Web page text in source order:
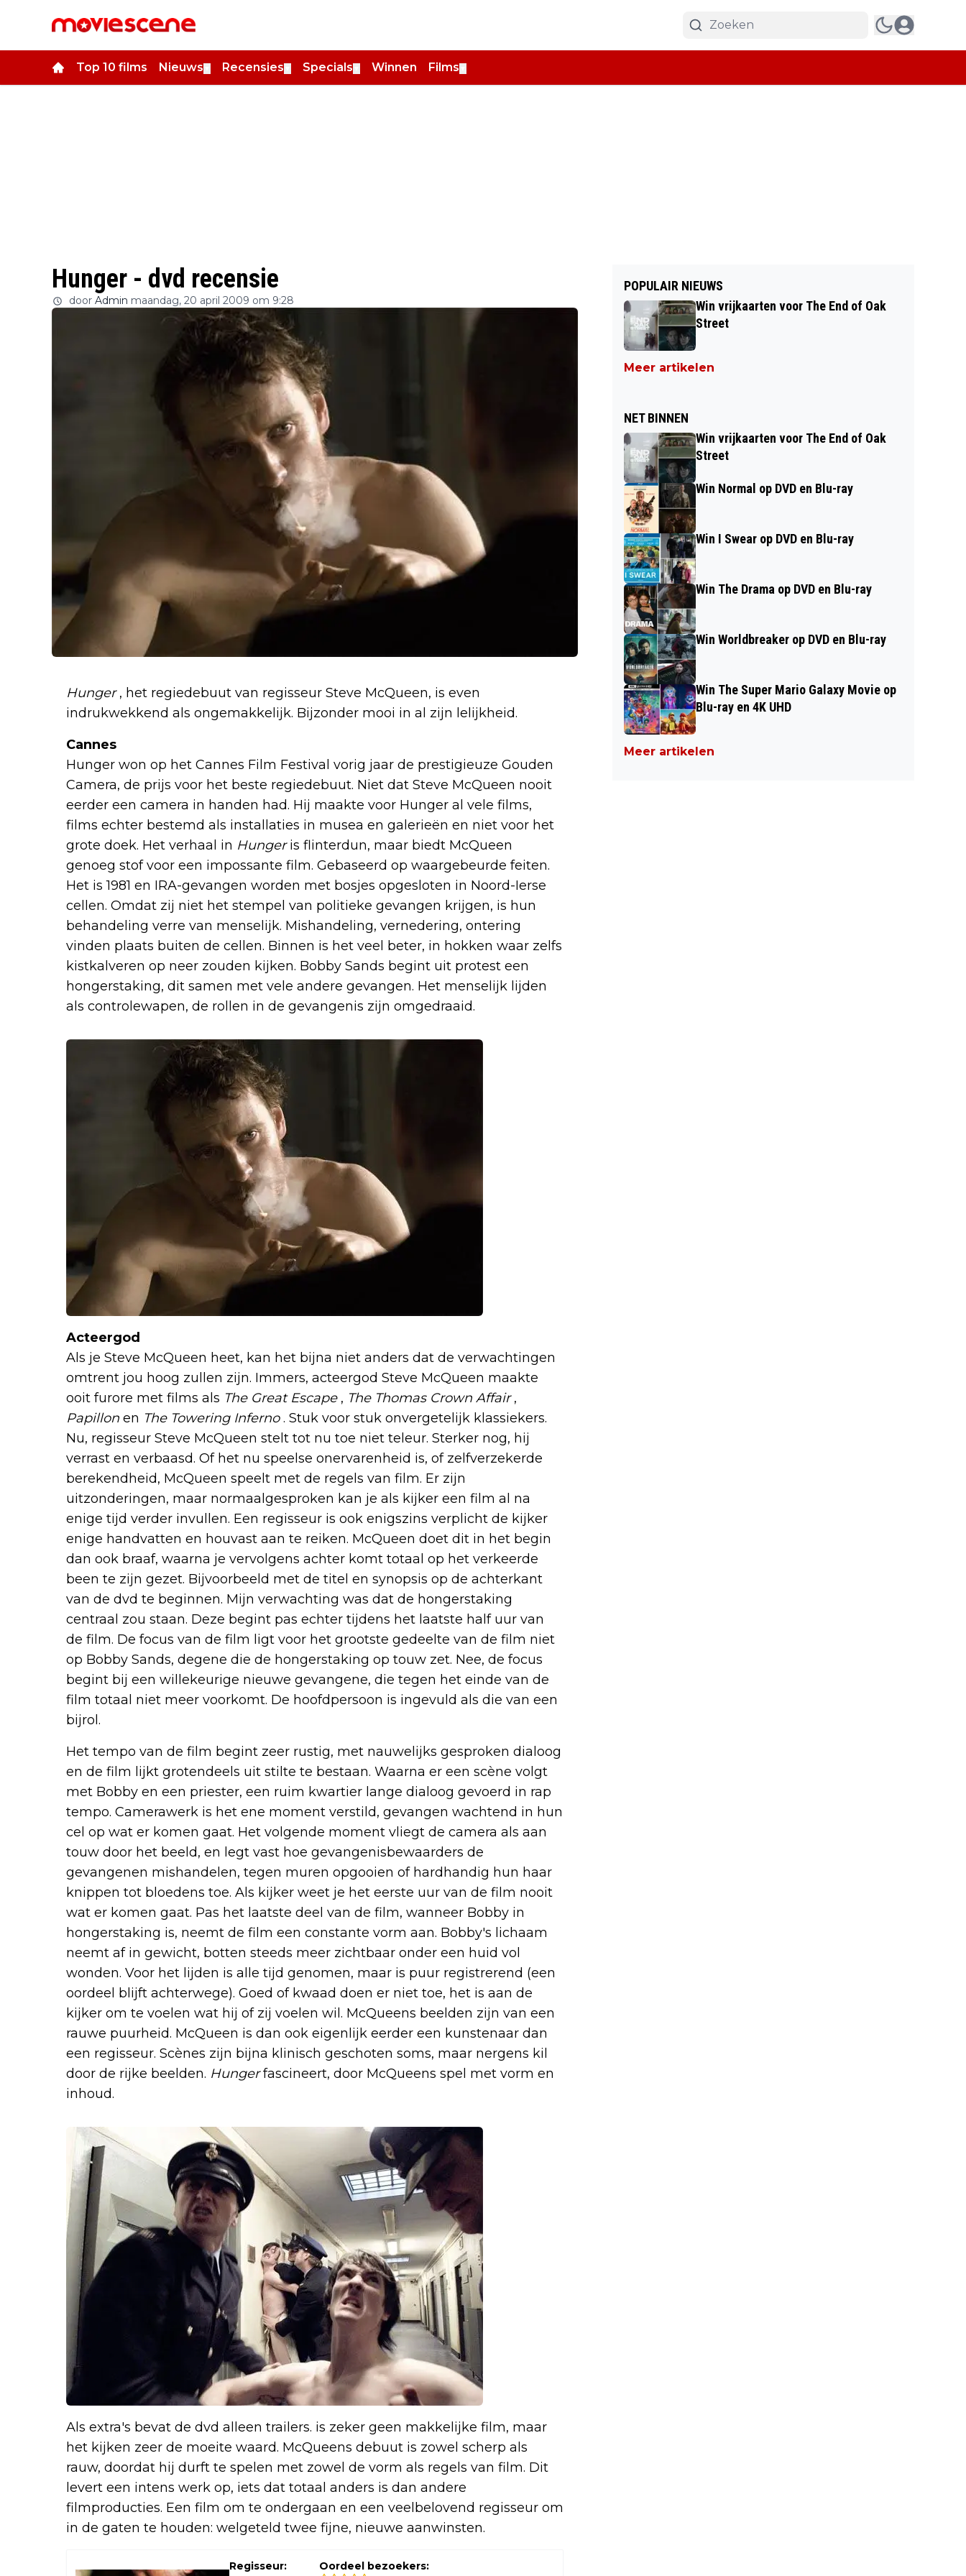
Top 10 films Nieuws Recensies Specials Winnen Films
Hunger - dvd recensie
door Admin maandag, 20 april 2009 om 9:28
Hunger, het regiedebuut van regisseur Steve McQueen, is even
indrukwekkend als ongemakkelijk. Bijzonder mooi in al zijn lelijkheid.
Cannes
Hunger won op het Cannes Film Festival vorig jaar de prestigieuze Gouden
Camera, de prijs voor het beste regiedebuut. Niet dat Steve McQueen nooit
eerder een camera in handen had. Hij maakte voor Hunger al vele films,
films echter bestemd als installaties in musea en galerieën en niet voor het
grote doek. Het verhaal in Hungeris flinterdun, maar biedt McQueen
genoeg stof voor een impossante film. Gebaseerd op waargebeurde feiten.
Het is 1981 en IRA-gevangen worden met bosjes opgesloten in Noord-Ierse
cellen. Omdat zij niet het stempel van politieke gevangen krijgen, is hun
behandeling verre van menselijk. Mishandeling, vernedering, ontering
vinden plaats buiten de cellen. Binnen is het veel beter, in hokken waar zelfs
kistkalveren op neer zouden kijken. Bobby Sands begint uit protest een
hongerstaking, dit samen met vele andere gevangen. Het menselijk lijden
als controlewapen, de rollen in de gevangenis zijn omgedraaid.
Acteergod
Als je Steve McQueen heet, kan het bijna niet anders dat de verwachtingen
omtrent jou hoog zullen zijn. Immers, acteergod Steve McQueen maakte
ooit furore met films als The Great Escape, The Thomas Crown Affair,
Papillon en The Towering Inferno. Stuk voor stuk onvergetelijk klassiekers.
Nu, regisseur Steve McQueen stelt tot nu toe niet teleur. Sterker nog, hij
verrast en verbaasd. Of het nu speelse onervarenheid is, of zelfverzekerde
berekendheid, McQueen speelt met de regels van film. Er zijn
uitzonderingen, maar normaalgesproken kan je als kijker een film al na
enige tijd verder invullen. Een regisseur is ook enigszins verplicht de kijker
enige handvatten en houvast aan te reiken. McQueen doet dit in het begin
dan ook braaf, waarna je vervolgens achter komt totaal op het verkeerde
been te zijn gezet. Bijvoorbeeld met de titel en synopsis op de achterkant
van de dvd te beginnen. Mijn verwachting was dat de hongerstaking
centraal zou staan. Deze begint pas echter tijdens het laatste half uur van
de film. De focus van de film ligt voor het grootste gedeelte van de film niet
op Bobby Sands, degene die de hongerstaking op touw zet. Nee, de focus
begint bij een willekeurige nieuwe gevangene, die tegen het einde van de
film totaal niet meer voorkomt. De hoofdpersoon is ingevuld als die van een
bijrol.
Het tempo van de film begint zeer rustig, met nauwelijks gesproken dialoog
en de film lijkt grotendeels uit stilte te bestaan. Waarna er een scène volgt
met Bobby en een priester, een ruim kwartier lange dialoog gevoerd in rap
tempo. Camerawerk is het ene moment verstild, gevangen wachtend in hun
cel op wat er komen gaat. Het volgende moment vliegt de camera als aan
touw door het beeld, en legt vast hoe gevangenisbewaarders de
gevangenen mishandelen, tegen muren opgooien of hardhandig hun haar
knippen tot bloedens toe. Als kijker weet je het eerste uur van de film nooit
wat er komen gaat. Pas het laatste deel van de film, wanneer Bobby in
hongerstaking is, neemt de film een constante vorm aan. Bobby's lichaam
neemt af in gewicht, botten steeds meer zichtbaar onder een huid vol
wonden. Voor het lijden is alle tijd genomen, maar is puur registrerend (een
oordeel blijft achterwege). Goed of kwaad doen er niet toe, het is aan de
kijker om te voelen wat hij of zij voelen wil. McQueens beelden zijn van een
rauwe puurheid. McQueen is dan ook eigenlijk eerder een kunstenaar dan
een regisseur. Scènes zijn bijna klinisch geschoten soms, maar nergens kil
door de rijke beelden. Hungerfascineert, door McQueens spel met vorm en
inhoud.
Als extra's bevat de dvd alleen trailers. is zeker geen makkelijke film, maar
het kijken zeer de moeite waard. McQueens debuut is zowel scherp als
rauw, doordat hij durft te spelen met zowel de vorm als regels van film. Dit
levert een intens werk op, iets dat totaal anders is dan andere
filmproducties. Een film om te ondergaan en een veelbelovend regisseur om
in de gaten te houden: welgeteld twee fijne, nieuwe aanwinsten.
Regisseur:
Oordeel bezoekers:
POPULAIR NIEUWS
Win vrijkaarten voor The End of Oak
Street
Meer artikelen
NET BINNEN
Win vrijkaarten voor The End of Oak
Street
Win Normal op DVD en Blu-ray
Win I Swear op DVD en Blu-ray
Win The Drama op DVD en Blu-ray
Win Worldbreaker op DVD en Blu-ray
Win The Super Mario Galaxy Movie op
Blu-ray en 4K UHD
Meer artikelen